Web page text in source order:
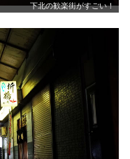
下北の歓楽街がすごい！